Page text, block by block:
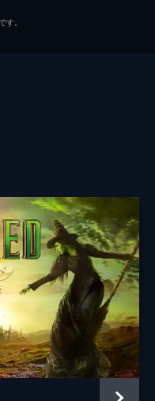
ピーター・ディンクレイジ
ジョン・Ｍ・チュウ
ウィニー・ホルツマン
デイナ・フォックス
グレゴリー・マグワイア
ジョン・パウエル
。